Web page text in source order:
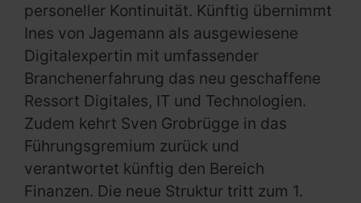
personeller Kontinuität. Künftig übernimmt
Ines von Jagemann als ausgewiesene
Digitalexpertin mit umfassender
Branchenerfahrung das neu geschaffene
Ressort Digitales, IT und Technologien.
Zudem kehrt Sven Grobrügge in das
Führungsgremium zurück und
verantwortet künftig den Bereich
Finanzen. Die neue Struktur tritt zum 1.